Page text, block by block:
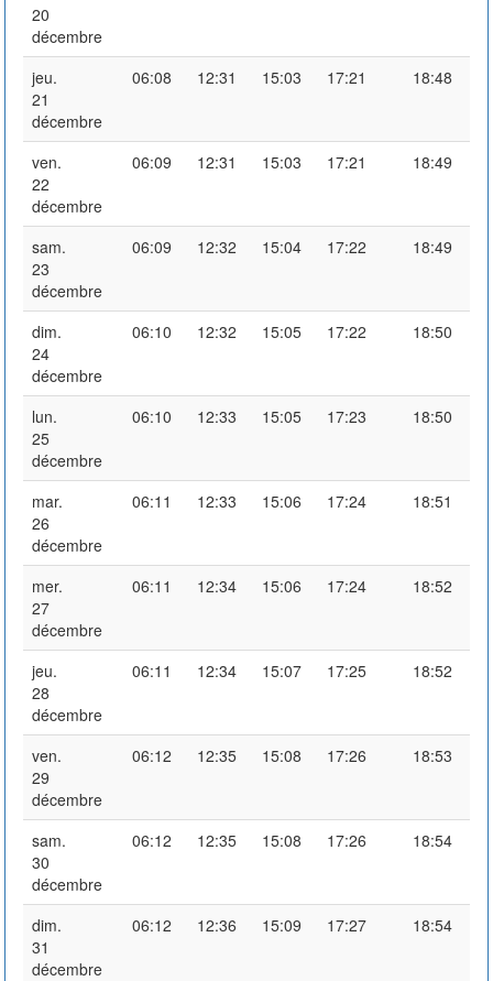
20
décembre
jeu.
21
décembre
06:08 12:31 15:03 17:21 18:48
ven.
22
décembre
06:09 12:31 15:03 17:21 18:49
sam.
23
décembre
06:09 12:32 15:04 17:22 18:49
dim.
24
décembre
06:10 12:32 15:05 17:22 18:50
lun.
25
décembre
06:10 12:33 15:05 17:23 18:50
mar.
26
décembre
06:11 12:33 15:06 17:24 18:51
mer.
27
décembre
06:11 12:34 15:06 17:24 18:52
jeu.
28
décembre
06:11 12:34 15:07 17:25 18:52
ven.
29
décembre
06:12 12:35 15:08 17:26 18:53
sam.
30
décembre
06:12 12:35 15:08 17:26 18:54
dim.
31
décembre
06:12 12:36 15:09 17:27 18:54